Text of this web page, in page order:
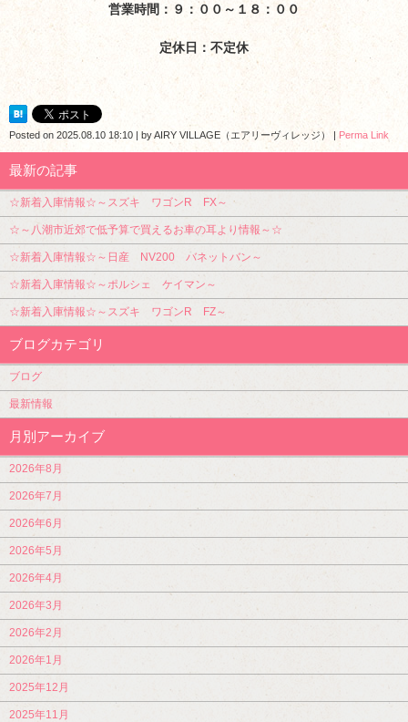
営業時間：９：００～１８：００
定休日：不定休
Posted on 2025.08.10 18:10 | byAIRY VILLAGE（エアリーヴィレッジ） | Perma Link
最新の記事
☆新着入庫情報☆～スズキ ワゴンR FX～
☆～八潮市近郊で低予算で買えるお車の耳より情報～☆
☆新着入庫情報☆～日産 NV200 バネットバン～
☆新着入庫情報☆～ポルシェ ケイマン～
☆新着入庫情報☆～スズキ ワゴンR FZ～
ブログカテゴリ
ブログ
最新情報
月別アーカイブ
2026年8月
2026年7月
2026年6月
2026年5月
2026年4月
2026年3月
2026年2月
2026年1月
2025年12月
2025年11月